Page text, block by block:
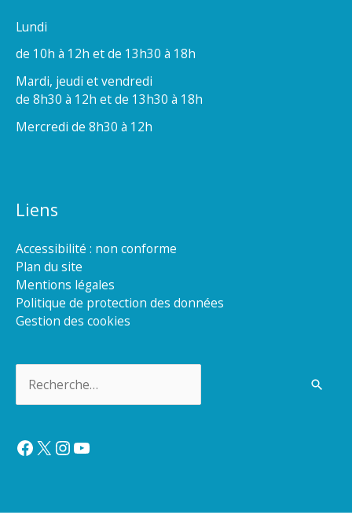
Lundi
de 10h à 12h et de 13h30 à 18h
Mardi, jeudi et vendredi
de 8h30 à 12h et de 13h30 à 18h
Mercredi de 8h30 à 12h
Liens
Accessibilité : non conforme
Plan du site
Mentions légales
Politique de protection des données
Gestion des cookies
Facebook
X Instagram
YouTube